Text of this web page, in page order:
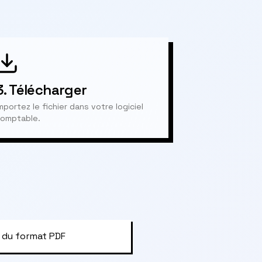
Télécharger
le fichier dans votre logiciel
format PDF